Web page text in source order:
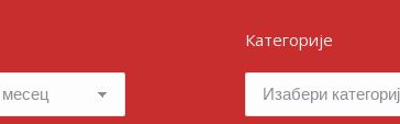
Категорије